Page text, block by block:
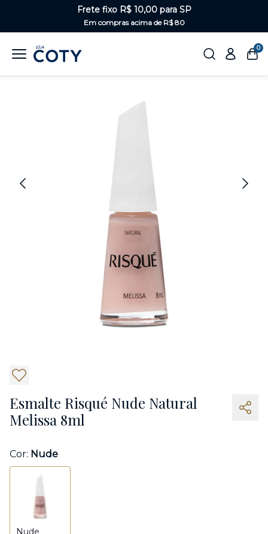
Frete fixo R$ 10,00 para SP
Em compras acima de R$ 80
0
Esmalte Risqué Nude Natural
Melissa 8ml
Cor: Nude
Nude